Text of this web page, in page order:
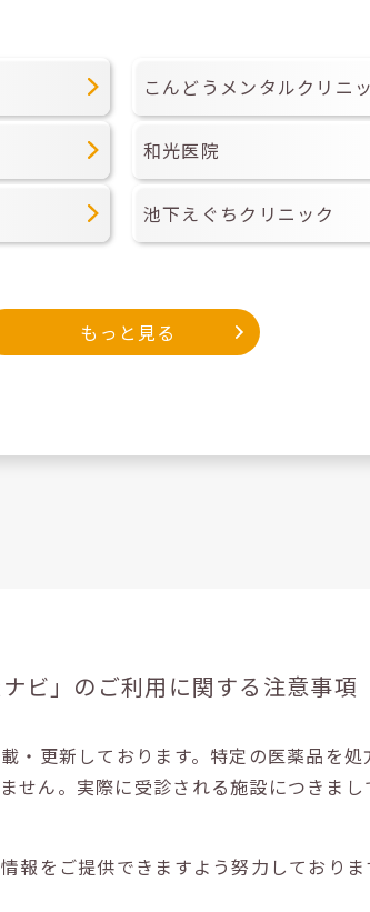
こんどうメンタルクリニ
和光医院
池下えぐちクリニック
もっと見る
ナビ」の ご利用に関する注意事項
・更新しております。特定の医薬品を
せん。実際に受診される施設につきま
報をご提供できますよう努力しており